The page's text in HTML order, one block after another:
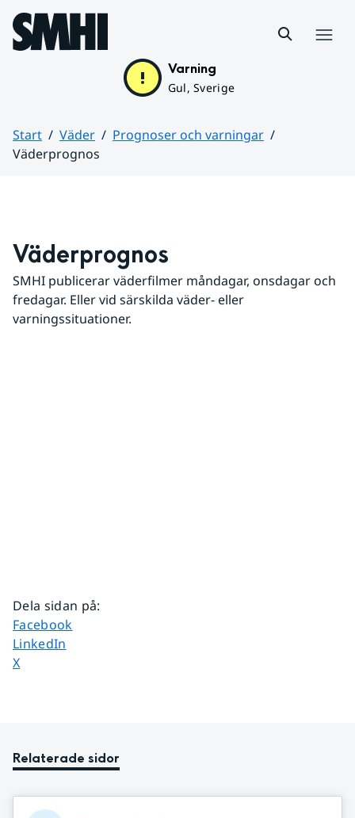
Hoppa till sidans innehåll
Varning
Gul, Sverige
Start Väder
Prognoser och varningar
Väderprognos
Väderprognos
SMHI publicerar väderfilmer måndagar, onsdagar och
fredagar. Eller vid särskilda väder- eller
varningssituationer.
Dela sidan på:
Dela sidan på
Facebook
Dela sidan på
LinkedIn
Dela sidan på
X
Relaterade sidor